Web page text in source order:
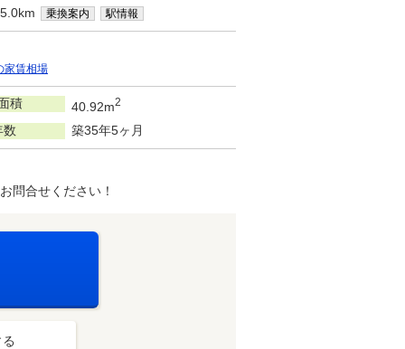
乗換案内 駅情報
家賃相場
積 40.92m2
数 築35年5ヶ月
問合せください！